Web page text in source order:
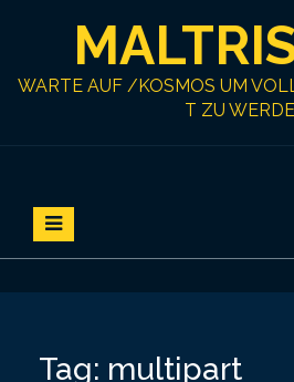
WARTE AUF /KOSMOS UM
T ZU
Tag: multipart